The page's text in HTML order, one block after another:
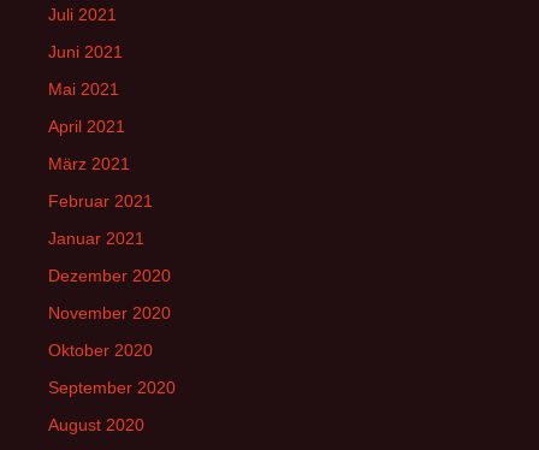
Juli 2021
Juni 2021
Mai 2021
April 2021
März 2021
Februar 2021
Januar 2021
Dezember 2020
November 2020
Oktober 2020
September 2020
August 2020